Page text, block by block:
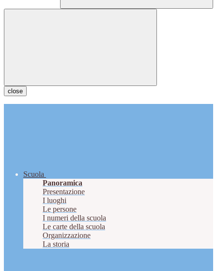
close
Scuola
Panoramica
Presentazione
I luoghi
Le persone
I numeri della scuola
Le carte della scuola
Organizzazione
La storia